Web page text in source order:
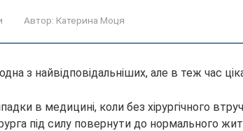
Автор: Катерина Моця
з найвідповідальніших, але в теж час
в медицині, коли без хірургічного
під силу повернути до нормального